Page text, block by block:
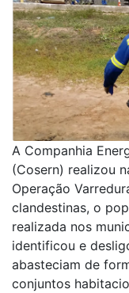
A Companhia
(Cosern) realizou
Operação
clandestinas, o
realizada nos
identificou e
abasteciam de
conjuntos